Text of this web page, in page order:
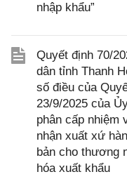
nhập khẩu”
Quyết định 70/
dân tỉnh Thanh
số điều của
23/9/2025 của
phân cấp nhiệm
nhận xuất xứ
bản cho thương
hóa xuất khẩu